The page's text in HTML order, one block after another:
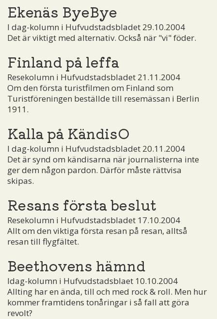
Ekenäs ByeBye
I dag-kolumn i Hufvudstadsbladet 29.10.2004
Det är viktigt med alternativ. Också när "vi" föder.
Finland på leffa
Resekolumn i Hufvudstadsbladet 21.11.2004
Om den första turistfilmen om Finland som
Turistföreningen beställde till resemässan i Berlin
1911.
Kalla på KändisO
I dag-kolumn i Hufvudstadsbladet 20.11.2004
Det är synd om kändisarna när journalisterna inte
ger dem någon pardon. Därför måste rättvisa
skipas.
Resans första beslut
Resekolumn i Hufvudstadsbladet 17.10.2004
Allt om den viktiga första resan på resan, alltså
resan till flygfältet.
Beethovens hämnd
Idag-kolumn i Hufvudstadsblaet 10.10.2004
Allting har en ända, till och med rock & roll. Men hur
kommer framtidens tonåringar i så fall att göra
revolt?